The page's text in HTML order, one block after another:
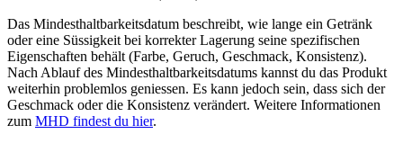
Das Mindesthaltbarkeitsdatum beschreibt, wie lange ein Getränk
oder eine Süssigkeit bei korrekter Lagerung seine spezifischen
Eigenschaften behält (Farbe, Geruch, Geschmack, Konsistenz).
Nach Ablauf des Mindesthaltbarkeitsdatums kannst du das Produkt
weiterhin problemlos geniessen. Es kann jedoch sein, dass sich der
Geschmack oder die Konsistenz verändert. Weitere Informationen
zum MHD findest du hier.